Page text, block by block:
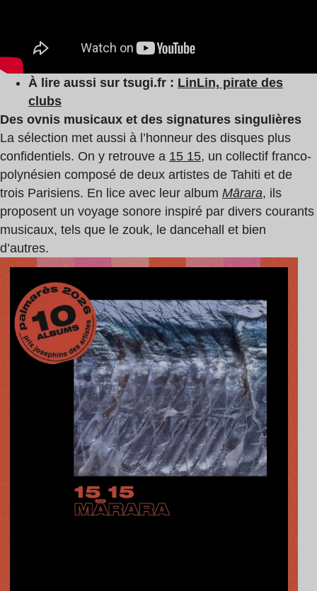
À lire aussi sur tsugi.fr : LinLin, pirate des
clubs
Des ovnis musicaux et des signatures singulières
La sélection met aussi à l’honneur des disques plus
confidentiels. On y retrouve a 15 15, un collectif franco-
polynésien composé de deux artistes de Tahiti et de
trois Parisiens. En lice avec leur album Mārara, ils
proposent un voyage sonore inspiré par divers courants
musicaux, tels que le zouk, le dancehall et bien
d’autres.